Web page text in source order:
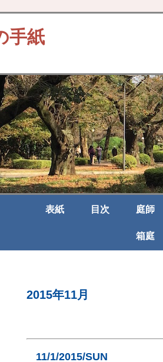
手紙
表紙 目次 庭師
箱庭
2015年11月
11/1/2015/SUN